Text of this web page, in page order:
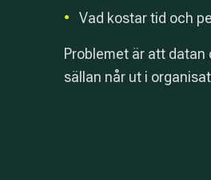
•
Vad kostar tid och
Problemet är att
sällan når ut i